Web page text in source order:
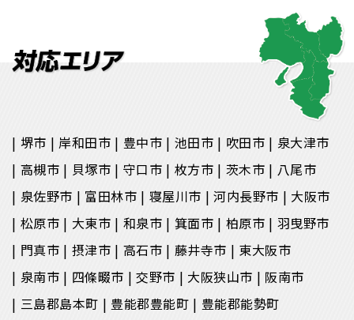
堺市 岸和田市 豊中市 池田市 吹田市
泉大津市
高槻市
貝塚市 守口市 枚方市 茨木市
八尾市
泉佐野市
富田林市 寝屋川市 河内長野市
大阪市
松原市
大東市 和泉市 箕面市 柏原市
羽曳野市
門真市
摂津市 高石市 藤井寺市
東大阪市
泉南市
四條畷市 交野市 大阪狭山市
阪南市
三島郡島本町
豊能郡豊能町
豊能郡能勢町